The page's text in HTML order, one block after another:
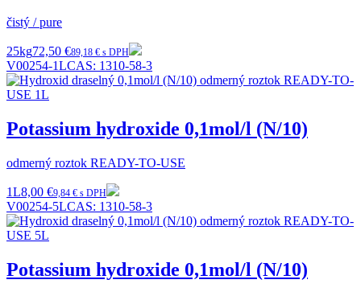
čistý / pure
25kg72,50 €89,18 € s DPH
V00254-1LCAS: 1310-58-3
Potassium hydroxide 0,1mol/l (N/10)
odmerný roztok READY-TO-USE
1L8,00 €9,84 € s DPH
V00254-5LCAS: 1310-58-3
Potassium hydroxide 0,1mol/l (N/10)